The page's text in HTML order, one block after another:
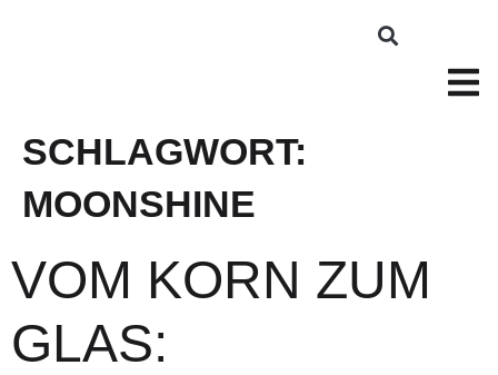
SCHLAGWORT:
MOONSHINE
VOM KORN ZUM
GLAS: